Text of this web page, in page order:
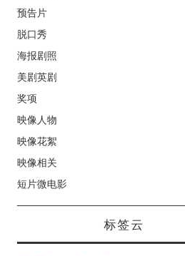
预告片
脱口秀
海报剧照
美剧英剧
奖项
映像人物
映像花絮
映像相关
短片微电影
标签云